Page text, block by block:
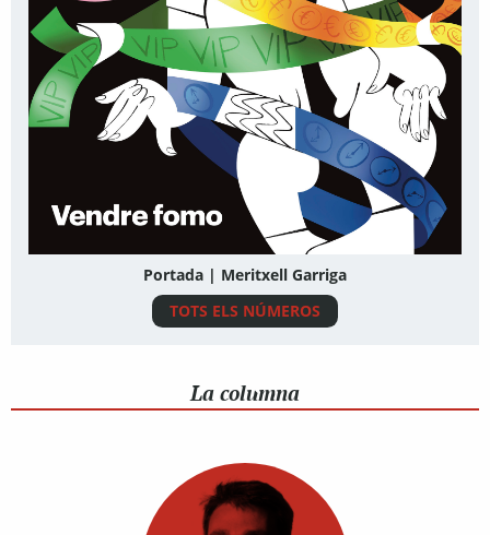
Portada | Meritxell Garriga
TOTS ELS NÚMEROS
La columna